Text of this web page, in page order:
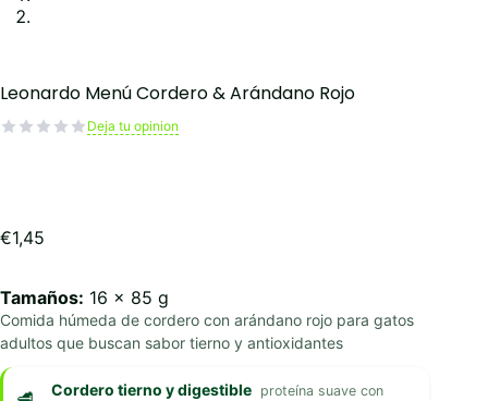
Leonardo Menú Cordero & Arándano Rojo
Deja tu opinion
€1,45
Tamaños: 16 x 85 g
Comida húmeda de cordero con arándano rojo para gatos
adultos que buscan sabor tierno y antioxidantes
Cordero tierno y digestible proteína suave con